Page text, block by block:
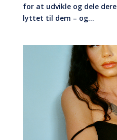
for at udvikle og dele
lyttet til dem – og...